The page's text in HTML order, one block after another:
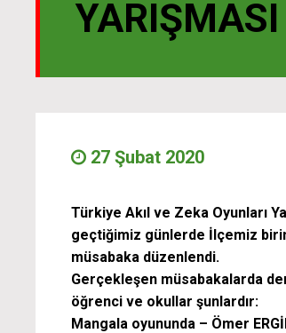
27 Şubat 2020
Türkiye Akıl ve Zeka Oyunları
geçtiğimiz günlerde İlçemiz
müsabaka düzenlendi.
Gerçekleşen müsabakalarda
öğrenci ve okullar şunlardır:
Mangala oyununda – Ömer